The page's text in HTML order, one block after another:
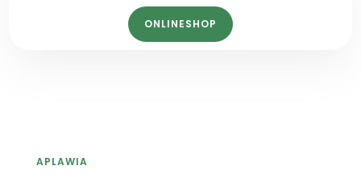
ONLINESHOP
APLAWIA